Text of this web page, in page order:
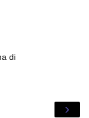
di
›